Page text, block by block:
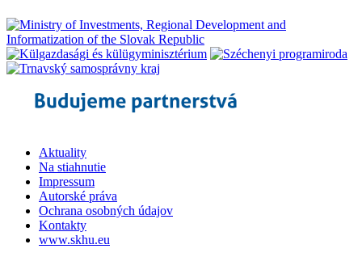
Aktuality
Na stiahnutie
Impressum
Autorské práva
Ochrana osobných údajov
Kontakty
www.skhu.eu